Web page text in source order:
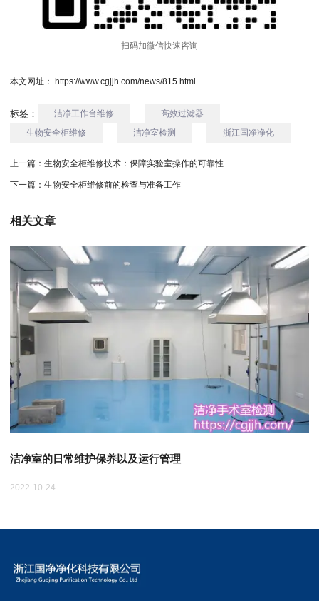
扫码加微信快速咨询
本文网址： https://www.cgjjh.com/news/815.html
标签： 洁净工作台维修
高效过滤器
生物安全柜维修
洁净室检测 浙江国净净化
上一篇： 生物安全柜维修技术：保障实验室操作的可靠性
下一篇： 生物安全柜维修前的检查与准备工作
相关文章
洁净室的日常维护保养以及运行管理
2022-10-24